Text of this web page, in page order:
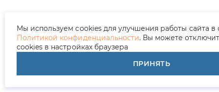
Мы используем cookies для улучшения работы сайта в
Политикой конфиденциальности. Вы можете
cookies в настройках браузера
ПРИНЯТЬ